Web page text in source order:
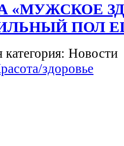
«МУЖСКОЕ
ПОЛ
категория: Новости
здоровье